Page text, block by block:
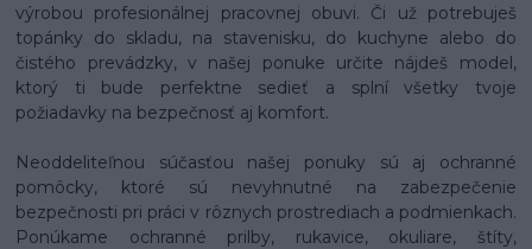
výrobou profesionálnej pracovnej obuvi. Či už potrebuješ
topánky do skladu, na stavenisku, do kuchyne alebo do
čistého prevádzky, v našej ponuke určite nájdeš model,
ktorý ti bude perfektne sedieť a splní všetky tvoje
požiadavky na bezpečnosť aj komfort.
Neoddeliteľnou súčasťou našej ponuky sú aj ochranné
pomôcky, ktoré sú nevyhnutné na zabezpečenie
bezpečnosti pri práci v rôznych prostrediach a podmienkach.
Ponúkame ochranné prilby, rukavice, okuliare, štíty,